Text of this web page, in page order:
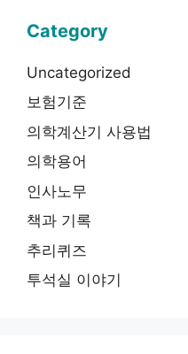
Category
Uncategorized
보험기준
의학계산기 사용법
의학용어
인사노무
책과 기록
추리퀴즈
투석실 이야기